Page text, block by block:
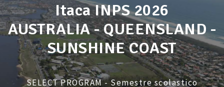
Itaca INPS 2026
AUSTRALIA - QUEENSLAND -
SUNSHINE COAST
SELECT PROGRAM - Semestre scolastico